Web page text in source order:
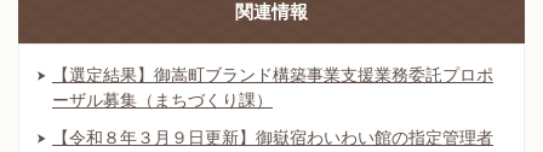
関連情報
【選定結果】御嵩町ブランド構築事業支援業務委託プロポ
ーザル募集（まちづくり課）
【令和８年３月９日更新】御嶽宿わいわい館の指定管理者